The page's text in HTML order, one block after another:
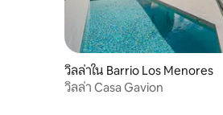
วิลล่าใน Barrio Los Menores
วิลล่า Casa Gavion